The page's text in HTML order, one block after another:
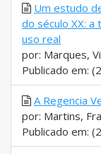
Um estudo
do século XX:
uso real
por: Marques,
Publicado em:
A Regencia
por: Martins,
Publicado em: